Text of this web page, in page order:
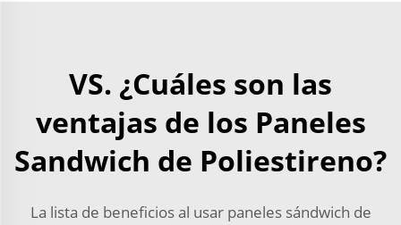
VS. ¿Cuáles son las
ventajas de los Paneles
Sandwich de Poliestireno?
La lista de beneficios al usar paneles sándwich de